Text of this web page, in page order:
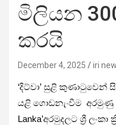
මිලියන
කරයි
December 4, 2025 iri
‘දිට්වා’ සුළි කුණාටුවෙන්
යළි ගොඩනැංවීම අරමුණු
Lanka’අරමුදලට ශ්‍රී